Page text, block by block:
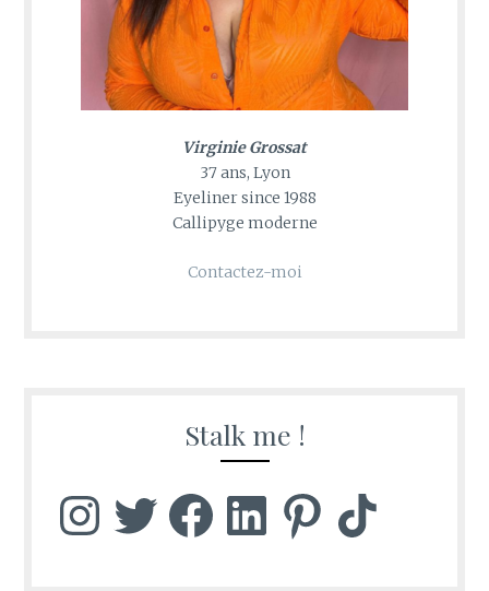
Virginie Grossat
37 ans, Lyon
Eyeliner since 1988
Callipyge moderne
Contactez-moi
Stalk me !
InstagramTwitter FacebookLinkedInPinterest TikTok